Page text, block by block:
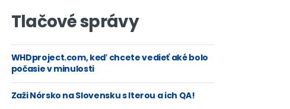
Tlačové správy
WHDproject.com, keď chcete vedieť aké bolo
počasie v minulosti
Zaži Nórsko na Slovensku s Iterou a ich QA!